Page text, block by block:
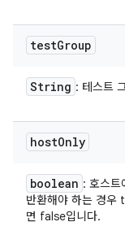
testGroup
String : 테스트
hostOnly
boolean : 호스트
반환해야 하는 경우
면 false입니다.